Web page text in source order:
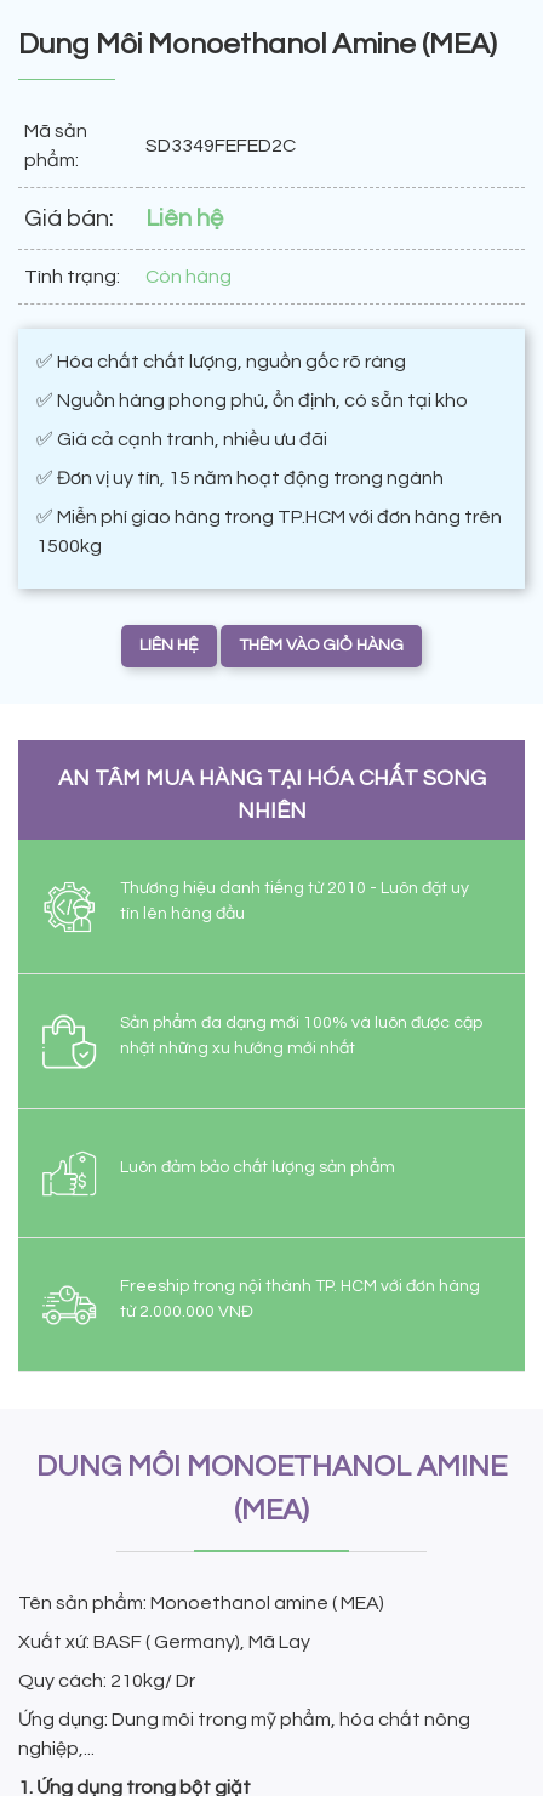
Dung Môi Monoethanol Amine (MEA)
Mã sản
phẩm:
SD3349FEFED2C
Giá bán: Liên hệ
Tình trạng: Còn hàng
✅ Hóa chất chất lượng, nguồn gốc rõ ràng
✅ Nguồn hàng phong phú, ổn định, có sẵn tại kho
✅ Giá cả cạnh tranh, nhiều ưu đãi
✅ Đơn vị uy tín, 15 năm hoạt động trong ngành
✅ Miễn phí giao hàng trong TP.HCM với đơn hàng trên
1500kg
LIÊN HỆ THÊM VÀO GIỎ HÀNG
AN TÂM MUA HÀNG TẠI HÓA CHẤT SONG
NHIÊN
Thương hiệu danh tiếng từ 2010 - Luôn đặt uy
tín lên hàng đầu
Sản phẩm đa dạng mới 100% và luôn được cập
nhật những xu hướng mới nhất
Luôn đảm bảo chất lượng sản phẩm
Freeship trong nội thành TP. HCM với đơn hàng
từ 2.000.000 VNĐ
DUNG MÔI MONOETHANOL AMINE
(MEA)
Tên sản phẩm: Monoethanol amine ( MEA)
Xuất xứ: BASF ( Germany), Mã Lay
Quy cách: 210kg/ Dr
Ứng dụng: Dung môi trong mỹ phẩm, hóa chất nông
nghiệp,...
1. Ứng dụng trong bột giặt